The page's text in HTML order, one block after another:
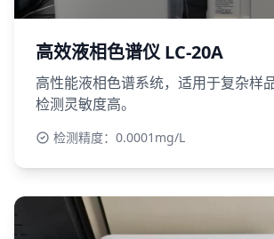
高效液相色谱仪 LC-20A
高性能液相色谱系统，适用于复杂样
检测灵敏度高。
检测精度：0.0001mg/L